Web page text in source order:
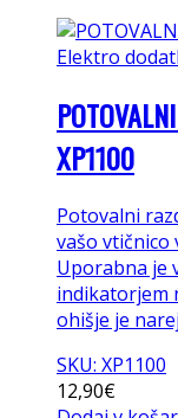
Elektro
XP1100
Potovalni
vašo vtičnico
Uporabna je
indikatorjem
ohišje je
SKU: XP1100
12,90€